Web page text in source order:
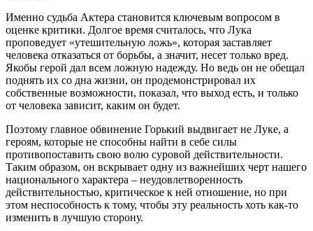
Именно судьба Актера становится ключевым вопросом в
оценке критики. Долгое время считалось, что Лука
проповедует «утешительную ложь», которая заставляет
человека отказаться от борьбы, а значит, несет только вред.
Якобы герой дал всем ложную надежду. Но ведь он не обещал
поднять их со дна жизни, он продемонстрировал их
собственные возможности, показал, что выход есть, и только
от человека зависит, каким он будет.
Поэтому главное обвинение Горький выдвигает не Луке, а
героям, которые не способны найти в себе силы
противопоставить свою волю суровой действительности.
Таким образом, он вскрывает одну из важнейших черт нашего
национального характера – неудовлетворенность
действительностью, критическое к ней отношение, но при
этом неспособность к тому, чтобы эту реальность хоть как-то
изменить в лучшую сторону.